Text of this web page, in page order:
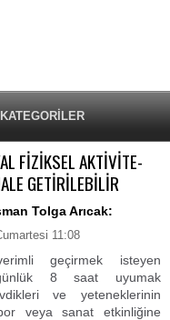
KATEGORİLER
FİZİKSEL AKTİVİTE-
GETİRİLEBİLİR
Tolga Arıcak:
11:08
geçirmek isteyen
8 saat uyumak
ve yeteneklerinin
veya sanat etkinliğine